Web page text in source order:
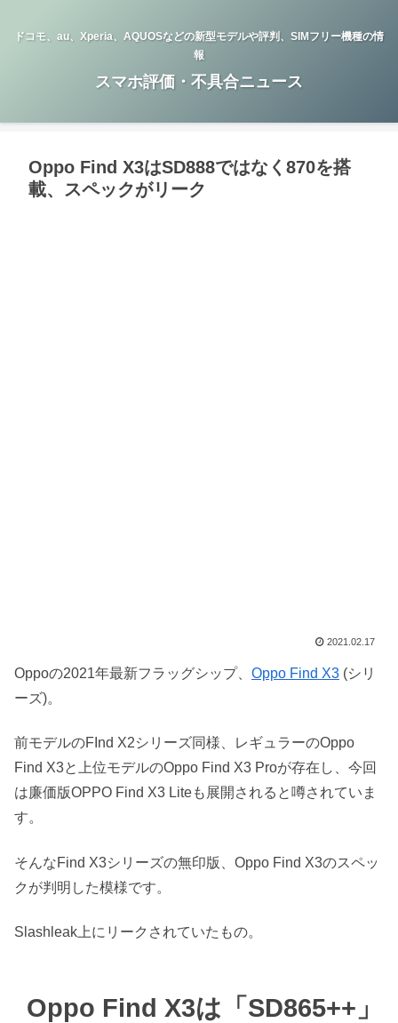
ドコモ、au、Xperia、AQUOSなどの新型モデルや評判、SIMフリー機種の情
報
スマホ評価・不具合ニュース
Oppo Find X3はSD888ではなく870を搭
載、スペックがリーク
2021.02.17
Oppoの2021年最新フラッグシップ、 Oppo Find X3 (シリ
ーズ)。
前モデルのFInd X2シリーズ同様、レギュラーのOppo
Find X3と上位モデルのOppo Find X3 Proが存在し、今回
は廉価版OPPO Find X3 Liteも展開されると噂されていま
す。
そんなFind X3シリーズの無印版、Oppo Find X3のスペッ
クが判明した模様です。
Slashleak上にリークされていたもの。
Oppo Find X3は「SD865++」